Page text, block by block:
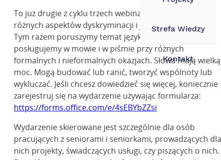
Strefa Wiedzy
Kontakt
To już drugie z cyklu trzech webinariów dotyczących
różnych aspektów dyskryminacji i jej przeciwdziałania.
Tym razem poruszymy temat języka, jakim się
posługujemy w mowie i w piśmie przy różnych
formalnych i nieformalnych okazjach. Słowa mają wielką
moc. Mogą budować lub ranić, tworzyć wspólnoty lub
wykluczać. Jeśli chcesz dowiedzieć się więcej, koniecznie
zarejestruj się na wydarzenie używając formularza:
https://forms.office.com/e/4sEBYbZZsi
Wydarzenie skierowane jest szczególnie dla osób
pracujących z seniorami i seniorkami, prowadzących dla
nich projekty, świadczących usługi, czy piszących o nich.